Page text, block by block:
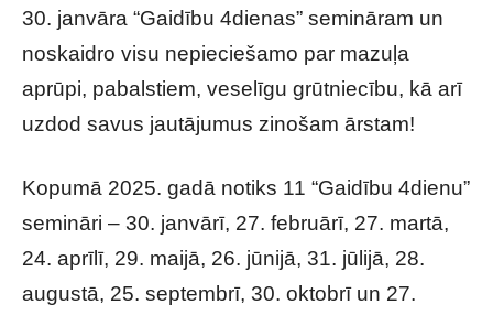
30. janvāra “Gaidību 4dienas” semināram un
noskaidro visu nepieciešamo par mazuļa
aprūpi, pabalstiem, veselīgu grūtniecību, kā arī
uzdod savus jautājumus zinošam ārstam!
Kopumā 2025. gadā notiks 11 “Gaidību 4dienu”
semināri – 30. janvārī, 27. februārī, 27. martā,
24. aprīlī, 29. maijā, 26. jūnijā, 31. jūlijā, 28.
augustā, 25. septembrī, 30. oktobrī un 27.